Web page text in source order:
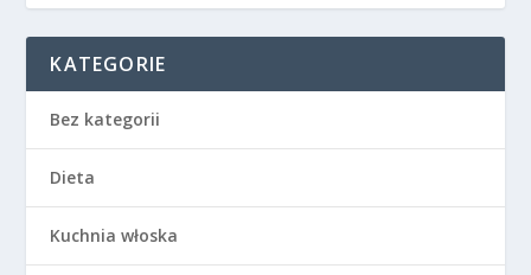
KATEGORIE
Bez kategorii
Dieta
Kuchnia włoska